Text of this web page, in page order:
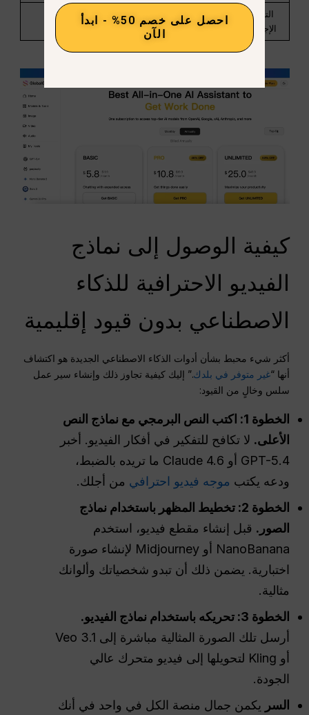
التكلفة الشهرية
الإجمالية المقدرة
$10.80
كيفية الوصول إلى نماذج
الفيديو الاحترافية للذكاء
الاصطناعي بدون قيود إقليمية
أكثر شيء محبط بشأن أدوات الذكاء الاصطناعي الجديدة هو اكتشاف
أنها “غير متوفر في بلدك.” إليك كيفية تجاوز ذلك وإنشاء سير عمل
سلس وخالٍ من القيود:
الخطوة 1: اكتب النص البرمجي مع نماذج النص
الأعلى. لا تكافح للتفكير في أفكار الفيديو. أخبر
GPT-5.4 أو Claude 4.6 ما تريده بالضبط،
ودعه يكتب موجه فيديو احترافي من أجلك.
الخطوة 2: تخطيط المظهر باستخدام نماذج
الصور. قبل إنشاء مقطع فيديو، استخدم
NanoBanana أو Midjourney لإنشاء صورة
اختبارية. يضمن ذلك أن تبدو شخصياتك وألوانك
مثالية.
الخطوة 3: تحريكه باستخدام نماذج الفيديو.
أرسل تلك الصورة المثالية مباشرة إلى Veo 3.1
أو Kling لتحويلها إلى فيديو متحرك عالي
الجودة.
السر يكمن جمال منصة الكل في واحد في أنك
احصل على خصم 50% - ابدأ
الآن